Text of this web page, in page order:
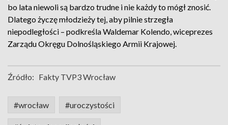
bo lata niewoli są bardzo trudne i nie każdy to mógł znosić.
Dlatego życzę młodzieży tej, aby pilnie strzegła
niepodległości – podkreśla Waldemar Kolendo, wiceprezes
Zarządu Okręgu Dolnośląskiego Armii Krajowej.
Źródło: Fakty TVP3 Wrocław
#wrocław #uroczystości